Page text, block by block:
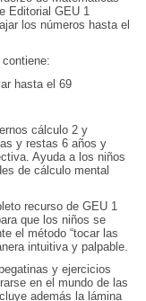
Editorial GEU 1
los números hasta el
hasta el 69
cálculo 2 y
y restas 6 años y
Ayuda a los niños
de cálculo mental
recurso de GEU 1
que los niños se
el método “tocar las
intuitiva y palpable.
y ejercicios
en el mundo de las
además la lámina